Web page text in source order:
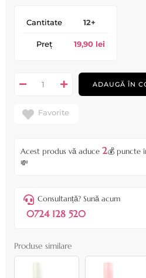
Cantitate 12+
Preț 19,90 lei
ADAUGĂ ÎN
Favorite
Acest produs vă aduce 2💰 puncte
💸
Consultanță? Sună acum
0724 128 520
Produse similare